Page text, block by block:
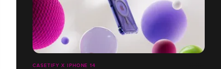
CASETIFY X IPHONE 14